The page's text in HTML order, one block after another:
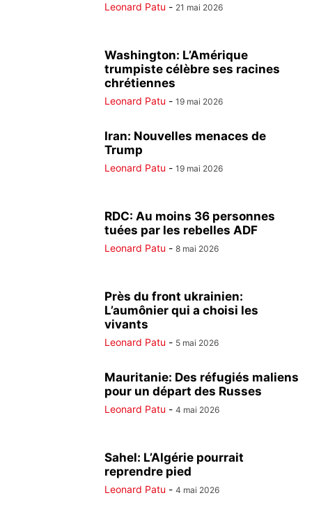
Leonard Patu - 21 mai 2026
Washington: L’Amérique
trumpiste célèbre ses racines
chrétiennes
Leonard Patu - 19 mai 2026
Iran: Nouvelles menaces de
Trump
Leonard Patu - 19 mai 2026
RDC: Au moins 36 personnes
tuées par les rebelles ADF
Leonard Patu - 8 mai 2026
Près du front ukrainien:
L’aumônier qui a choisi les
vivants
Leonard Patu - 5 mai 2026
Mauritanie: Des réfugiés maliens
pour un départ des Russes
Leonard Patu - 4 mai 2026
Sahel: L’Algérie pourrait
reprendre pied
Leonard Patu - 4 mai 2026